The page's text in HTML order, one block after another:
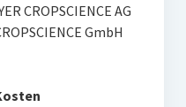
CROPSCIENCE AG
GmbH